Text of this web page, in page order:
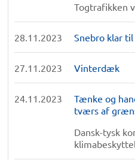
Togtrafikken
28.11.2023 Snebro klar
27.11.2023 Vinterdæk
24.11.2023
Tænke og
tværs af
Dansk-tysk